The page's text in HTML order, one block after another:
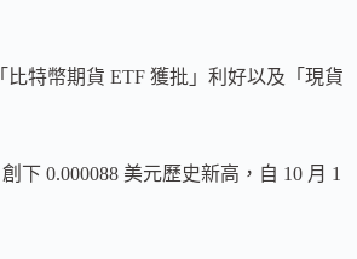
比特幣期貨 ETF 獲批」利好以及「現貨
下 0.000088 美元歷史新高，自 10 月 1